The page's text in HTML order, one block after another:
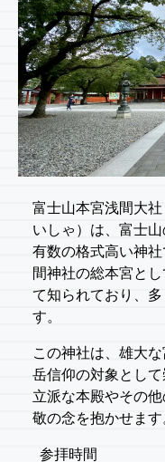
富士山本宮浅間大
いしゃ）は、富士
有数の格式高い神
間神社の総本宮と
て知られており、
す。
この神社は、雄大
岳信仰の対象とし
立派な本殿やその
敬の念を抱かせます
参拝時間